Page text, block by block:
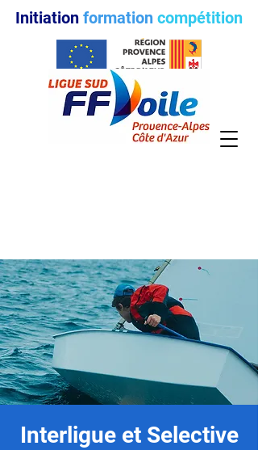
Initiation formation compétition
Interligue et Selective